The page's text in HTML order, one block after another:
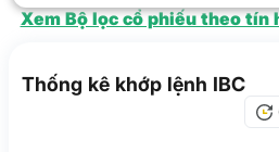
Xem Bộ lọc cổ phiếu theo tín
Thống kê khớp lệnh IBC